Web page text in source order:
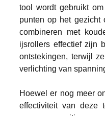
tool wordt gebruikt
punten op het gezicht
combineren met
ijsrollers effectief zijn
ontstekingen, terwijl
verlichting van
Hoewel er nog meer
effectiviteit van deze